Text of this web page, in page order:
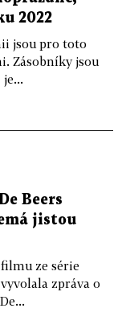
2022
jsou pro toto
Zásobníky jsou
Beers
jistou
ze série
zpráva o